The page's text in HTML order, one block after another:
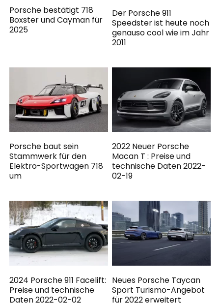
Porsche bestätigt 718
Boxster und Cayman für
2025
Der Porsche 911
Speedster ist heute noch
genauso cool wie im Jahr
2011
Porsche baut sein
Stammwerk für den
Elektro-Sportwagen 718
um
2022 Neuer Porsche
Macan T : Preise und
technische Daten 2022-
02-19
2024 Porsche 911 Facelift:
Preise und technische
Daten 2022-02-02
Neues Porsche Taycan
Sport Turismo-Angebot
für 2022 erweitert